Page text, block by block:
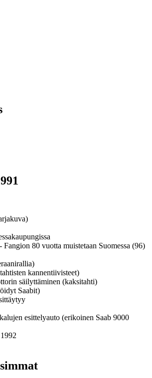
80 vuotta muistetaan Suomessa (96)
kannentiivisteet)
säilyttäminen (kaksitahti)
Saabit)
esittelyauto (erikoinen Saab 9000